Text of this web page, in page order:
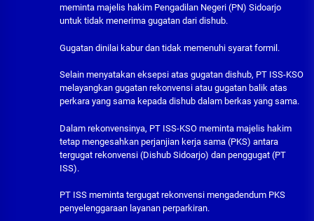
meminta majelis hakim Pengadilan Negeri (PN) Sidoarjo
untuk tidak menerima gugatan dari dishub.
Gugatan dinilai kabur dan tidak memenuhi syarat formil.
Selain menyatakan eksepsi atas gugatan dishub, PT ISS-KSO
melayangkan gugatan rekonvensi atau gugatan balik atas
perkara yang sama kepada dishub dalam berkas yang sama.
Dalam rekonvensinya, PT ISS-KSO meminta majelis hakim
tetap mengesahkan perjanjian kerja sama (PKS) antara
tergugat rekonvensi (Dishub Sidoarjo) dan penggugat (PT
ISS).
PT ISS meminta tergugat rekonvensi mengadendum PKS
penyelenggaraan layanan perparkiran.